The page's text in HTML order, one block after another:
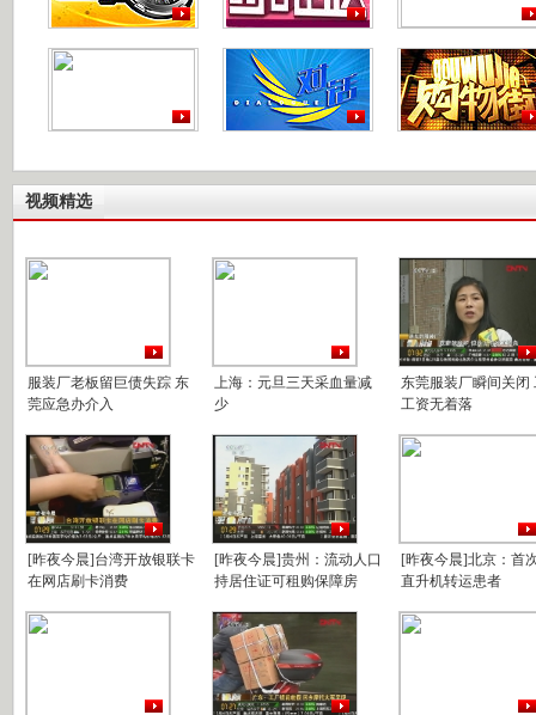
视频精选
服装厂老板留巨债失踪 东
莞应急办介入
上海：元旦三天采血量减
少
东莞服装厂瞬间关闭
工资无着落
[昨夜今晨]台湾开放银联卡
在网店刷卡消费
[昨夜今晨]贵州：流动人口
持居住证可租购保障房
[昨夜今晨]北京：首
直升机转运患者